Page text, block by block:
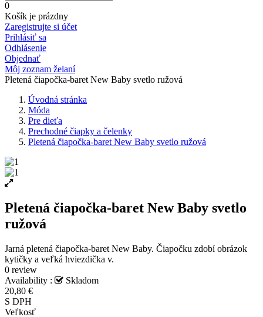
0
Košík je prázdny
Zaregistrujte si účet
Prihlásiť sa
Odhlásenie
Objednať
Môj zoznam želaní
Pletená čiapočka-baret New Baby svetlo ružová
Úvodná stránka
Móda
Pre dieťa
Prechodné čiapky a čelenky
Pletená čiapočka-baret New Baby svetlo ružová
Pletená čiapočka-baret New Baby svetlo
ružová
Jarná pletená čiapočka-baret New Baby. Čiapočku zdobí obrázok
kytičky a veľká hviezdička v.
0 review
Availability :
Skladom
20,80 €
S DPH
Veľkosť